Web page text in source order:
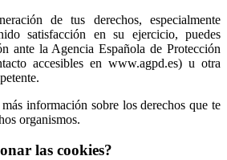
de tus derechos, especialmente
satisfacción en su ejercicio, puedes
ante la Agencia Española de Protección
accesibles en www.agpd.es) u otra
información sobre los derechos que te
organismos.
las cookies?